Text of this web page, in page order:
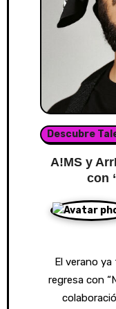
Descubre
A!MS y
con
El verano ya tiene nuevo soundtrack. A!MS
regresa con